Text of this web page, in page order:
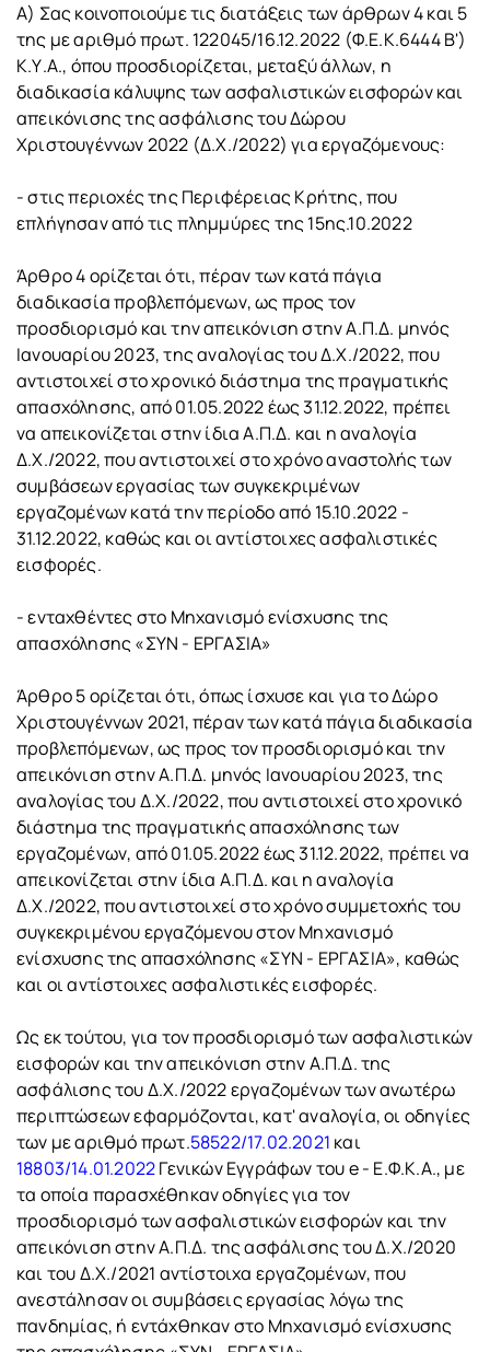
Α) Σας κοινοποιούμε τις διατάξεις των άρθρων 4 και 5
της με αριθμό πρωτ. 122045/16.12.2022 (Φ.Ε.Κ.6444 Β')
Κ.Υ.Α., όπου προσδιορίζεται, μεταξύ άλλων, η
διαδικασία κάλυψης των ασφαλιστικών εισφορών και
απεικόνισης της ασφάλισης του Δώρου
Χριστουγέννων 2022 (Δ.Χ./2022) για εργαζόμενους:
- στις περιοχές της Περιφέρειας Κρήτης, που
επλήγησαν από τις πλημμύρες της 15ης.10.2022
Άρθρο 4 ορίζεται ότι, πέραν των κατά πάγια
διαδικασία προβλεπόμενων, ως προς τον
προσδιορισμό και την απεικόνιση στην Α.Π.Δ. μηνός
Ιανουαρίου 2023, της αναλογίας του Δ.Χ./2022, που
αντιστοιχεί στο χρονικό διάστημα της πραγματικής
απασχόλησης, από 01.05.2022 έως 31.12.2022, πρέπει
να απεικονίζεται στην ίδια Α.Π.Δ. και η αναλογία
Δ.Χ./2022, που αντιστοιχεί στο χρόνο αναστολής των
συμβάσεων εργασίας των συγκεκριμένων
εργαζομένων κατά την περίοδο από 15.10.2022 -
31.12.2022, καθώς και οι αντίστοιχες ασφαλιστικές
εισφορές.
- ενταχθέντες στο Μηχανισμό ενίσχυσης της
απασχόλησης «ΣΥΝ - ΕΡΓΑΣΙΑ»
Άρθρο 5 ορίζεται ότι, όπως ίσχυσε και για το Δώρο
Χριστουγέννων 2021, πέραν των κατά πάγια διαδικασία
προβλεπόμενων, ως προς τον προσδιορισμό και την
απεικόνιση στην Α.Π.Δ. μηνός Ιανουαρίου 2023, της
αναλογίας του Δ.Χ./2022, που αντιστοιχεί στο χρονικό
διάστημα της πραγματικής απασχόλησης των
εργαζομένων, από 01.05.2022 έως 31.12.2022, πρέπει να
απεικονίζεται στην ίδια Α.Π.Δ. και η αναλογία
Δ.Χ./2022, που αντιστοιχεί στο χρόνο συμμετοχής του
συγκεκριμένου εργαζόμενου στον Μηχανισμό
ενίσχυσης της απασχόλησης «ΣΥΝ - ΕΡΓΑΣΙΑ», καθώς
και οι αντίστοιχες ασφαλιστικές εισφορές.
Ως εκ τούτου, για τον προσδιορισμό των ασφαλιστικών
εισφορών και την απεικόνιση στην Α.Π.Δ. της
ασφάλισης του Δ.Χ./2022 εργαζομένων των ανωτέρω
περιπτώσεων εφαρμόζονται, κατ' αναλογία, οι οδηγίες
των με αριθμό πρωτ.58522/17.02.2021 και
18803/14.01.2022Γενικών Εγγράφων του e - Ε.Φ.Κ.Α., με
τα οποία παρασχέθηκαν οδηγίες για τον
προσδιορισμό των ασφαλιστικών εισφορών και την
απεικόνιση στην Α.Π.Δ. της ασφάλισης του Δ.Χ./2020
και του Δ.Χ./2021 αντίστοιχα εργαζομένων, που
ανεστάλησαν οι συμβάσεις εργασίας λόγω της
πανδημίας, ή εντάχθηκαν στο Μηχανισμό ενίσχυσης